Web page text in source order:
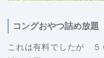
コングおやつ詰め放題
これは有料でしたが ５